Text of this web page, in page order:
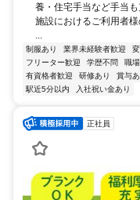
養・住宅手当など手当
施設におけるご利用者
...
制服あり 業界未経験者歓迎
フリーター歓迎
学歴不問 職
有資格者歓迎
研修あり 賞与あ
駅近5分以内
入社祝い金あり
正社員